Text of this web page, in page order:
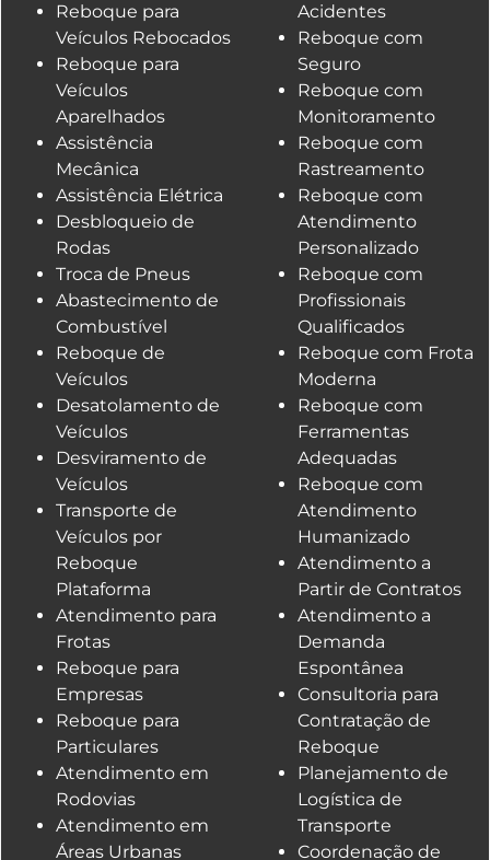
Reboque para
Veículos Rebocados
Reboque para
Veículos
Aparelhados
Assistência
Mecânica
Assistência Elétrica
Desbloqueio de
Rodas
Troca de Pneus
Abastecimento de
Combustível
Reboque de
Veículos
Desatolamento de
Veículos
Desviramento de
Veículos
Transporte de
Veículos por
Reboque
Plataforma
Atendimento para
Frotas
Reboque para
Empresas
Reboque para
Particulares
Atendimento em
Rodovias
Atendimento em
Áreas Urbanas
Acidentes
Reboque com
Seguro
Reboque com
Monitoramento
Reboque com
Rastreamento
Reboque com
Atendimento
Personalizado
Reboque com
Profissionais
Qualificados
Reboque com Frota
Moderna
Reboque com
Ferramentas
Adequadas
Reboque com
Atendimento
Humanizado
Atendimento a
Partir de Contratos
Atendimento a
Demanda
Espontânea
Consultoria para
Contratação de
Reboque
Planejamento de
Logística de
Transporte
Coordenação de